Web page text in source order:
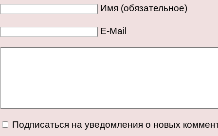
Имя (обязательное)
E-Mail
Подписаться на уведомления о новых